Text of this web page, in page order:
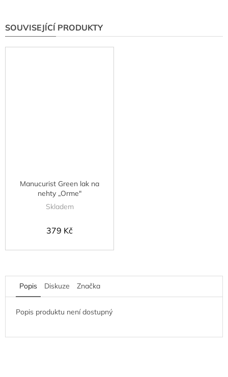
SOUVISEJÍCÍ PRODUKTY
Manucurist Green lak na
nehty „Orme"
Skladem
379 Kč
Popis Diskuze Značka
Popis produktu není dostupný